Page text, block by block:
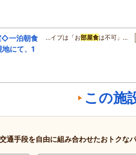
◇一泊朝食
にて、1
…イプは「お部屋食は不可」…
この施
通手段を自由に組み合わせたおトクな